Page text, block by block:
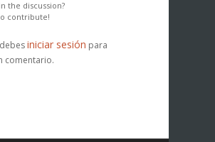
the discussion?
contribute!
iniciar sesión para
comentario.